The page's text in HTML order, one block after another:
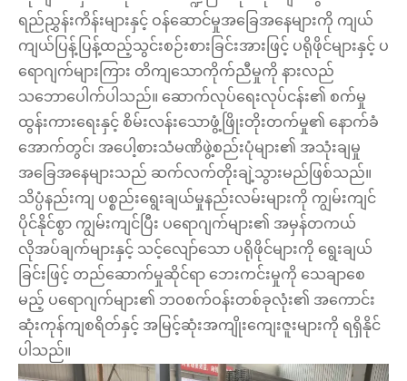
ရည်ညွှန်းကိန်းများနှင့် ဝန်ဆောင်မှုအခြေအနေများကို ကျယ်
ကျယ်ပြန့်ပြန့်ထည့်သွင်းစဉ်းစားခြင်းအားဖြင့် ပရိုဖိုင်များနှင့် ပ
ရောဂျက်များကြား တိကျသောကိုက်ညီမှုကို နားလည်
သဘောပေါက်ပါသည်။ ဆောက်လုပ်ရေးလုပ်ငန်း၏ စက်မှု
ထွန်းကားရေးနှင့် စိမ်းလန်းသောဖွံ့ဖြိုးတိုးတက်မှု၏ နောက်ခံ
အောက်တွင်၊ အပေါ့စားသံမဏိဖွဲ့စည်းပုံများ၏ အသုံးချမှု
အခြေအနေများသည် ဆက်လက်တိုးချဲ့သွားမည်ဖြစ်သည်။
သိပ္ပံနည်းကျ ပစ္စည်းရွေးချယ်မှုနည်းလမ်းများကို ကျွမ်းကျင်
ပိုင်နိုင်စွာ ကျွမ်းကျင်ပြီး ပရောဂျက်များ၏ အမှန်တကယ်
လိုအပ်ချက်များနှင့် သင့်လျော်သော ပရိုဖိုင်များကို ရွေးချယ်
ခြင်းဖြင့် တည်ဆောက်မှုဆိုင်ရာ ဘေးကင်းမှုကို သေချာစေ
မည့် ပရောဂျက်များ၏ ဘဝစက်ဝန်းတစ်ခုလုံး၏ အကောင်း
ဆုံးကုန်ကျစရိတ်နှင့် အမြင့်ဆုံးအကျိုးကျေးဇူးများကို ရရှိနိုင်
ပါသည်။